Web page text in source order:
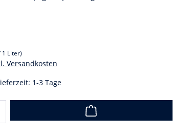
Liter)
Versandkosten
1-3 Tage